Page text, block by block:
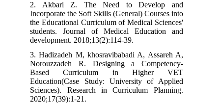
2. Akbari Z. The Need to Develop and
Incorporate the Soft Skills (General) Courses into
the Educational Curriculum of Medical Sciences'
students. Journal of Medical Education and
development. 2018;13(2):114-39.
3. Hadizadeh M, khosravibabadi A, Assareh A,
Norouzzadeh R. Designing a Competency-
Based Curriculum in Higher VET
Education(Case Study: University of Applied
Sciences). Research in Curriculum Planning.
2020;17(39):1-21.